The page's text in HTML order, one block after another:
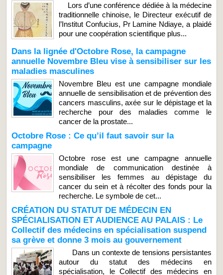
Lors d’une conférence dédiée à la médecine
traditionnelle chinoise, le Directeur exécutif de
l’Institut Confucius, Pr Lamine Ndiaye, a plaidé
pour une coopération scientifique plus...
Dans la lignée d'Octobre Rose, la campagne
annuelle Novembre Bleu vise à sensibiliser sur les
maladies masculines
Novembre Bleu est une campagne mondiale
annuelle de sensibilisation et de prévention des
cancers masculins, axée sur le dépistage et la
recherche pour des maladies comme le
cancer de la prostate...
Octobre Rose : Ce qu’il faut savoir sur la
campagne
Octobre rose est une campagne annuelle
mondiale de communication destinée à
sensibiliser les femmes au dépistage du
cancer du sein et à récolter des fonds pour la
recherche. Le symbole de cet...
CRÉATION DU STATUT DE MÉDECIN EN
SPÉCIALISATION ET AUDIENCE AU PALAIS : Le
Collectif des médecins en spécialisation suspend
sa grève et donne 3 mois au gouvernement
Dans un contexte de tensions persistantes
autour du statut des médecins en
spécialisation, le Collectif des médecins en